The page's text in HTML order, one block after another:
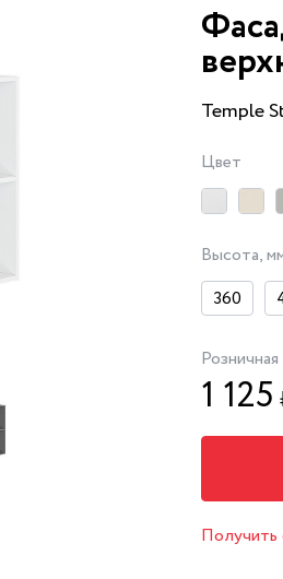
Temple
Цвет
Высота,
360
1 125